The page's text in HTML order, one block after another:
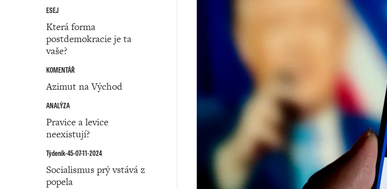
ESEJ
Která forma
postdemokracie je ta
vaše?
KOMENTÁŘ
Azimut na Východ
ANALÝZA
Pravice a levice
neexistují?
Týdeník-45-07-11-2024
Socialismus prý vstává z
popela